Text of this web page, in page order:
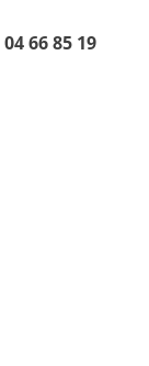
04 66 85 19